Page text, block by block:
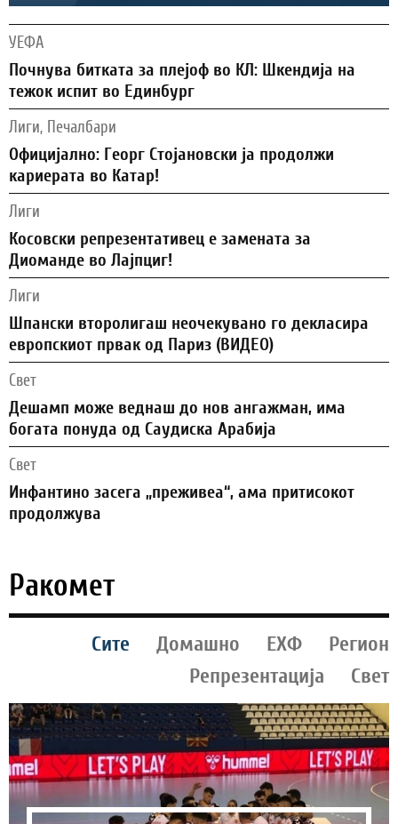
УЕФА
Почнува битката за плејоф во КЛ: Шкендија на
тежок испит во Единбург
Лиги, Печалбари
Официјално: Георг Стојановски ја продолжи
кариерата во Катар!
Лиги
Косовски репрезентативец е замената за
Диоманде во Лајпциг!
Лиги
Шпански второлигаш неочекувано го декласира
европскиот првак од Париз (ВИДЕО)
Свет
Дешамп може веднаш до нов ангажман, има
богата понуда од Саудиска Арабија
Свет
Инфантино засега „преживеа“, ама притисокот
продолжува
Ракомет
Сите Домашно ЕХФ
Регион
Репрезентација
Свет